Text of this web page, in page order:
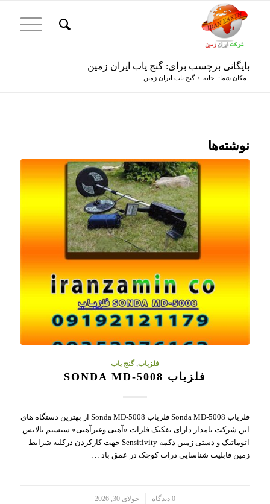
بایگانی برچسب برای: گنج یاب ایران زمین
مکان شما: خانه / گنج یاب ایران زمین
نوشته‌ها
فلزیاب,گنج یاب
فلزیاب SONDA MD-5008
فلزیاب Sonda MD-5008 فلزیاب Sonda MD-5008 از بهترین دستگاه های
این شرکت نامدار دارای تفکیک فلزات «آهنی وغیرآهنی» سیستم بالانس
اتوماتیک و دستی زمین دکمه Sensitivity جهت کارکردن درکلیه شرایط
زمین قابلیت شناسایی ذرات کوچک در عمق باد …
0 دیدگاه جولای 30, 2026